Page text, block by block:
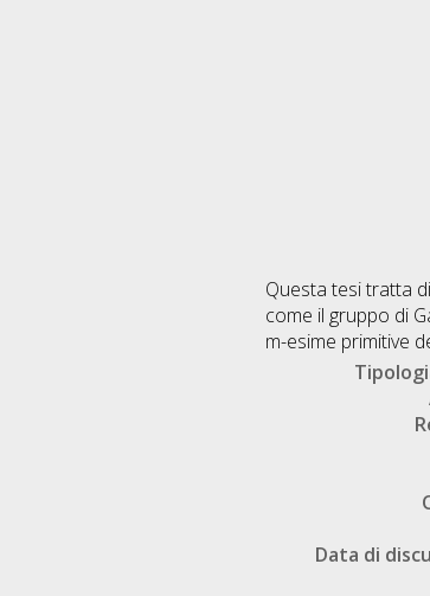
Questa tesi tratta
come il gruppo di
m-esime primitive
Data di